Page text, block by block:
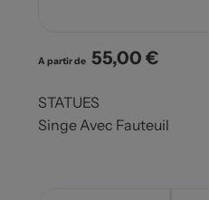
A partir de Prix
55,00 €
STATUES
Singe Avec Fauteuil